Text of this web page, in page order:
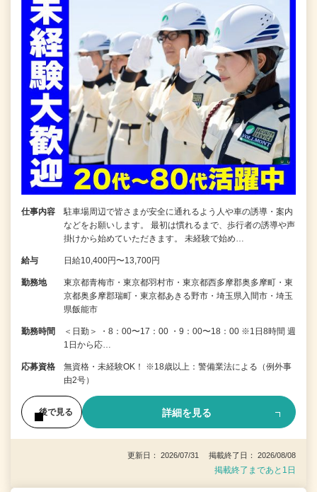
仕事内容
駐車場周辺で皆さまが安全に通れるよう人や車の誘導・案内
などをお願いします。 最初は慣れるまで、歩行者の誘導や声
掛けから始めていただきます。 未経験で始め…
給与 日給10,400円〜13,700円
勤務地
東京都青梅市・東京都羽村市・東京都西多摩郡奥多摩町・東
京都奥多摩郡瑞町・東京都あきる野市・埼玉県入間市・埼玉
県飯能市
勤務時間
＜日勤＞ ・8：00〜17：00 ・9：00〜18：00 ※1日8時間 週
1日から応…
応募資格
無資格・未経験OK！ ※18歳以上：警備業法による（例外事
由2号）
後で見る 詳細を見る
更新日： 2026/07/31 掲載終了日： 2026/08/08
掲載終了まであと1日